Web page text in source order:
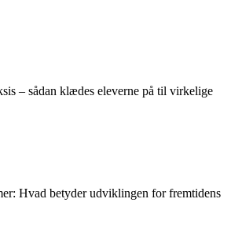
– sådan klædes eleverne på til virkelige
Hvad betyder udviklingen for fremtidens